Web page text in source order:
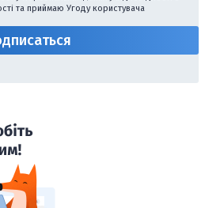
та приймаю Угоду користувача